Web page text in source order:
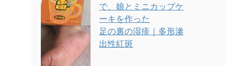
で、娘とミニカップケ
ーキを作った
足の裏の湿疹｜多形滲
出性紅斑